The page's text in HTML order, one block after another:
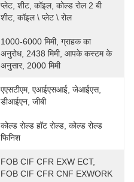
प्लेट, शीट, कॉइल, कोल्ड रोल 2 बी
शीट, कॉइल \ प्लेट \ रोल
1000-6000 मिमी, ग्राहक का
अनुरोध, 2438 मिमी, आपके कस्टम के
अनुसार, 2000 मिमी
एएसटीएम, एआईएसआई, जेआईएस,
डीआईएन, जीबी
कोल्ड रोल्ड हॉट रोल्ड, कोल्ड रोल्ड
फिनिश
FOB CIF CFR EXW ECT,
FOB CIF CFR CNF EXWORK